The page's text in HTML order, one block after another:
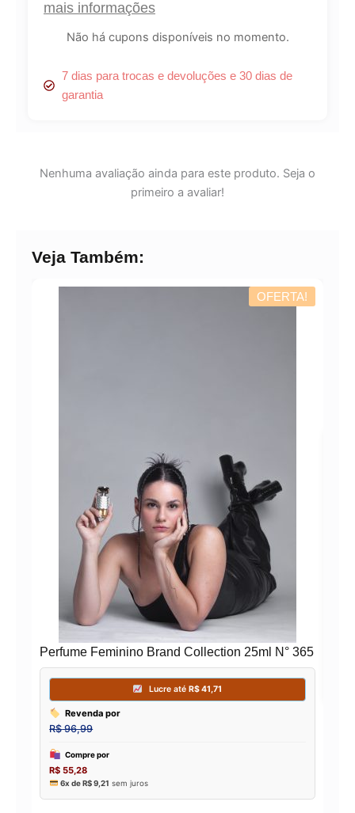
mais informações
Não há cupons disponíveis no momento.
7 dias para trocas e devoluções e 30 dias de
garantia
Nenhuma avaliação ainda para este produto. Seja o
primeiro a avaliar!
Veja Também:
OFERTA!
Perfume Feminino Brand Collection 25ml N° 365